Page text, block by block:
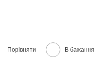
Порівняти В бажання